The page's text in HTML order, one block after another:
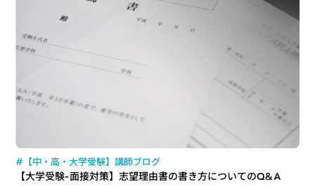
#【中・高・大学受験】講師ブログ
【大学受験-面接対策】志望理由書の書き方についてのQ&A